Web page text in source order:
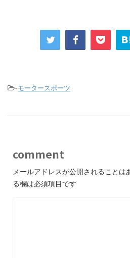
-モータースポーツ
comment
メールアドレスが公開されることは
る欄は必須項目です